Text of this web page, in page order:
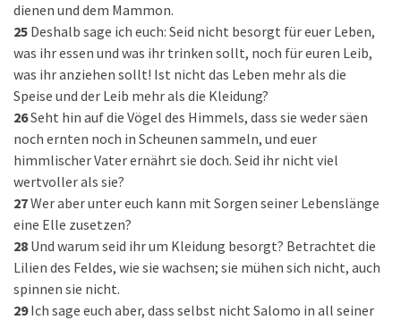
dienen und dem Mammon.
25 Deshalb sage ich euch: Seid nicht besorgt für euer Leben,
was ihr essen und was ihr trinken sollt, noch für euren Leib,
was ihr anziehen sollt! Ist nicht das Leben mehr als die
Speise und der Leib mehr als die Kleidung?
26Seht hin auf die Vögel des Himmels, dass sie weder säen
noch ernten noch in Scheunen sammeln, und euer
himmlischer Vater ernährt sie doch. Seid ihr nicht viel
wertvoller als sie?
27Wer aber unter euch kann mit Sorgen seiner Lebenslänge
eine Elle zusetzen?
28 Und warum seid ihr um Kleidung besorgt? Betrachtet die
Lilien des Feldes, wie sie wachsen; sie mühen sich nicht, auch
spinnen sie nicht.
29 Ich sage euch aber, dass selbst nicht Salomo in all seiner